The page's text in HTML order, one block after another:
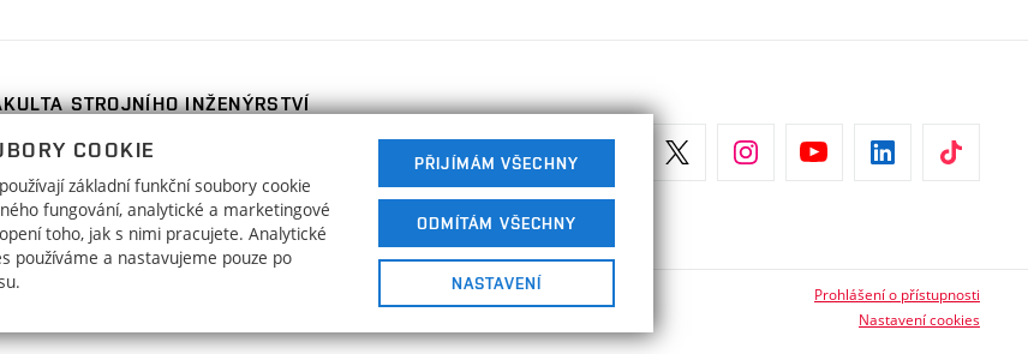
STROJNÍHO INŽENÝRSTVÍ
2896/2
69 Brno
info@fme.vutbr.cz
Prohlášení o přístupnosti
Nastavení cookies
COOKIE
základní funkční soubory cookie
fungování, analytické a marketingové
toho, jak s nimi pracujete. Analytické
používáme a nastavujeme pouze po
PŘIJÍMÁM VŠECHNY
ODMÍTÁM VŠECHNY
NASTAVENÍ